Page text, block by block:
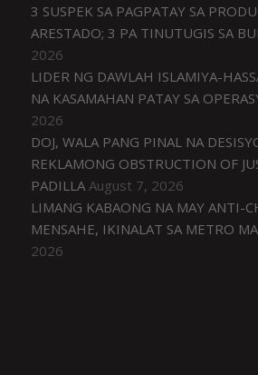
3 SUSPEK SA PAGPATAY SA
ARESTADO; 3 PA TINUTUGIS SA
2026
LIDER NG DAWLAH ISLAMIYA-
NA KASAMAHAN PATAY SA
2026
DOJ, WALA PANG PINAL NA
REKLAMONG OBSTRUCTION OF
PADILLA August 7, 2026
LIMANG KABAONG NA MAY ANTI-
MENSAHE, IKINALAT SA METRO
2026